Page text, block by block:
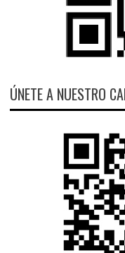
ÚNETE A NUESTRO